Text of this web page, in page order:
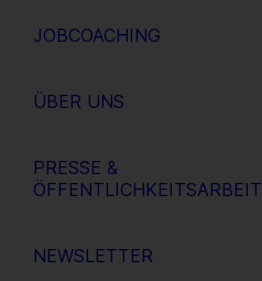
JOBCOACHING
ÜBER UNS
PRESSE &
ÖFFENTLICHKEITSARBEIT
NEWSLETTER